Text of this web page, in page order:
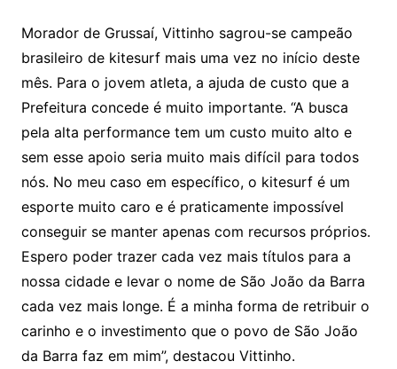
Morador de Grussaí, Vittinho sagrou-se campeão
brasileiro de kitesurf mais uma vez no início deste
mês. Para o jovem atleta, a ajuda de custo que a
Prefeitura concede é muito importante. “A busca
pela alta performance tem um custo muito alto e
sem esse apoio seria muito mais difícil para todos
nós. No meu caso em específico, o kitesurf é um
esporte muito caro e é praticamente impossível
conseguir se manter apenas com recursos próprios.
Espero poder trazer cada vez mais títulos para a
nossa cidade e levar o nome de São João da Barra
cada vez mais longe. É a minha forma de retribuir o
carinho e o investimento que o povo de São João
da Barra faz em mim”, destacou Vittinho.